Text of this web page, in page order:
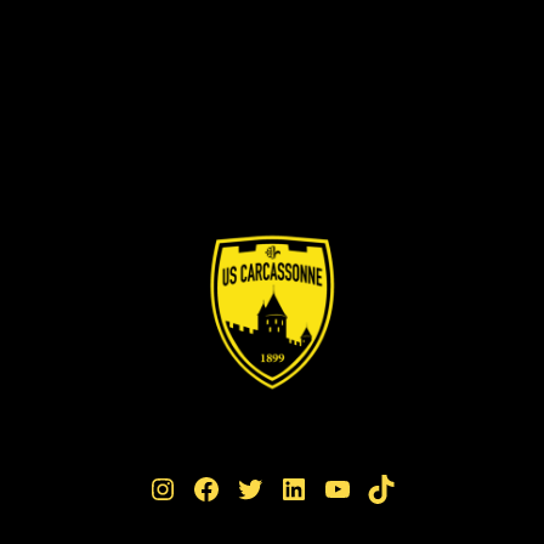
Instagram Facebook Twitter LinkedIn YouTube TikTok